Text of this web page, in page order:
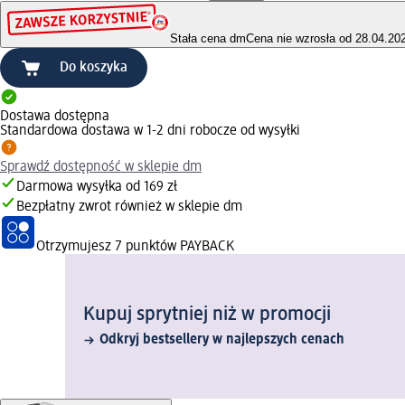
Stała cena dmCena nie wzrosła od
Do koszyka
Dostawa dostępna
Standardowa dostawa w 1-2 dni robocze od wysyłki
Sprawdź dostępność w sklepie dm
Darmowa wysyłka od 169 zł
Bezpłatny zwrot również w sklepie dm
Otrzymujesz 7 punktów PAYBACK
Kupuj sprytniej niż w promocji
Odkryj bestsellery w najlepszych cenach